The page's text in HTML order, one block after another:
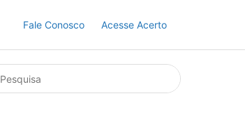
Fale Conosco Acesse Acerto